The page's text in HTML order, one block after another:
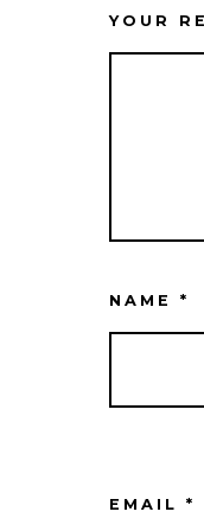
YOUR
NAME *
EMAIL *